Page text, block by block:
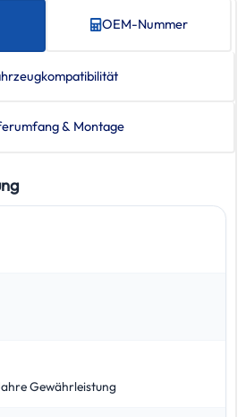
OEM-Nummer
& Montage
Gewährleistung